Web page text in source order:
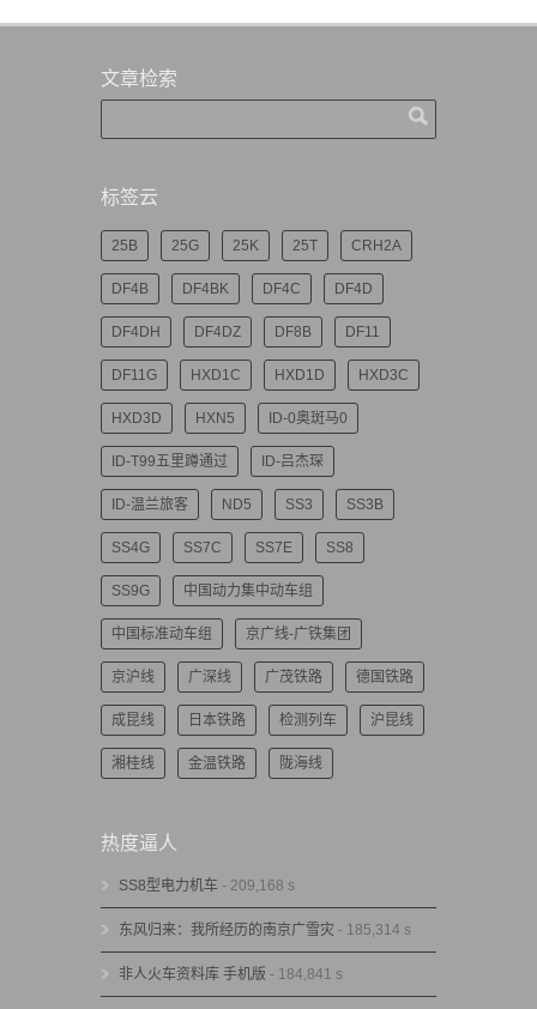
文章检索
标签云
25B 25G 25K 25T CRH2A
DF4B DF4BK DF4C DF4D
DF4DH DF4DZ DF8B DF11
DF11G HXD1C HXD1D HXD3C
HXD3D HXN5 ID-0奥斑马0
ID-T99五里蹲通过 ID-吕杰琛
ID-温兰旅客 ND5 SS3 SS3B
SS4G SS7C SS7E SS8
SS9G 中国动力集中动车组
中国标准动车组 京广线-广铁集团
京沪线 广深线 广茂铁路 德国铁路
成昆线 日本铁路 检测列车 沪昆线
湘桂线 金温铁路 陇海线
热度逼人
SS8型电力机车 - 209,168 s
东风归来：我所经历的南京广雪灾 - 185,314 s
非人火车资料库 手机版 - 184,841 s